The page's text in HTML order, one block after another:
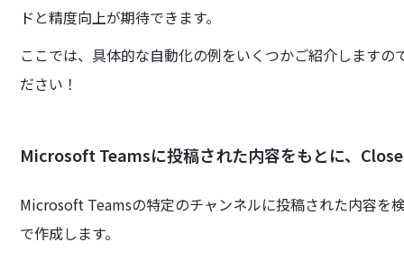
ドと精度向上が期待できます。
ここでは、具体的な自動化の例をいくつかご紹介します
ださい！
Microsoft Teamsに投稿された内容をもとに、
Microsoft Teamsの特定のチャンネルに投稿された内容を
で作成します。